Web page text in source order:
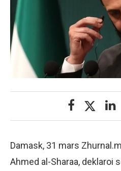
Damask, 31 mars
Ahmed al-Sharaa, deklaroi